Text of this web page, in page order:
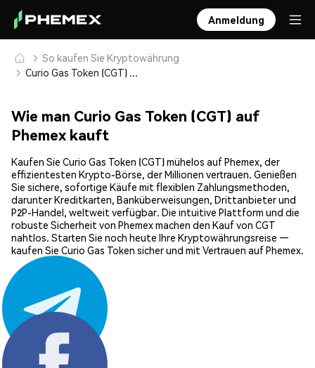
Anmeldung
So kaufen Sie Kryptowährung
Curio Gas Token (CGT) sicher kaufen und speichern
Wie man Curio Gas Token (CGT) auf
Phemex kauft
Kaufen Sie Curio Gas Token (CGT) mühelos auf Phemex, der
effizientesten Krypto-Börse, der Millionen vertrauen. Genießen
Sie sichere, sofortige Käufe mit flexiblen Zahlungsmethoden,
darunter Kreditkarten, Banküberweisungen, Drittanbieter und
P2P-Handel, weltweit verfügbar. Die intuitive Plattform und die
robuste Sicherheit von Phemex machen den Kauf von CGT
nahtlos. Starten Sie noch heute Ihre Kryptowährungsreise —
kaufen Sie Curio Gas Token sicher und mit Vertrauen auf Phemex.
Teilen: